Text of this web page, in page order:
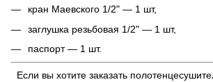
кран Маевского 1/2" — 1 шт,
заглушка резьбовая 1/2" — 1 шт,
паспорт — 1 шт.
Если вы хотите заказать